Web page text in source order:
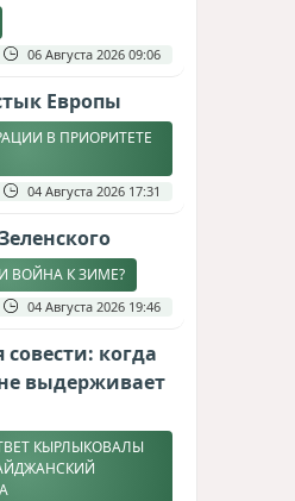
06 Августа 2026 09:06
Европы
В ПРИОРИТЕТЕ
04 Августа 2026 17:31
ВОЙНА К ЗИМЕ?
04 Августа 2026 19:46
когда
выдерживает
КЫРЛЫКОВАЛЫ